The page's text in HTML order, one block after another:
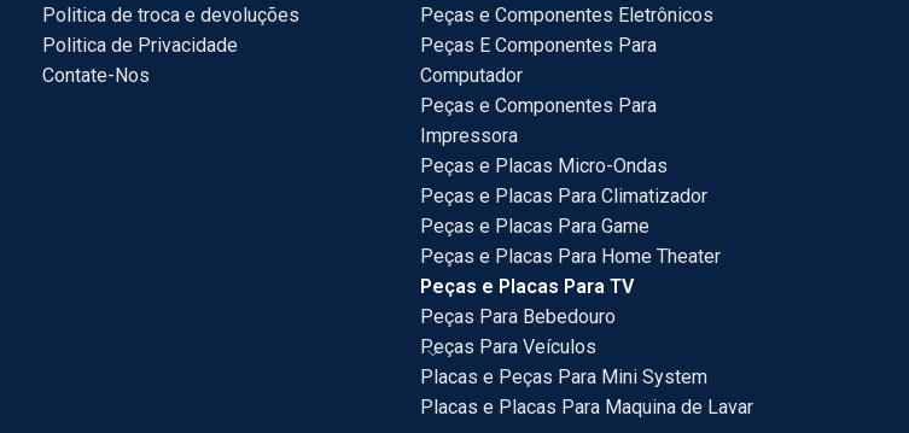
Politica de troca e devoluções
Politica de Privacidade
Contate-Nos
Peças e Componentes Eletrônicos
Peças E Componentes Para
Computador
Peças e Componentes Para
Impressora
Peças e Placas Micro-Ondas
Peças e Placas Para Climatizador
Peças e Placas Para Game
Peças e Placas Para Home Theater
Peças e Placas Para TV
Peças Para Bebedouro
Peças Para Veículos
Placas e Peças Para Mini System
Placas e Placas Para Maquina de Lavar